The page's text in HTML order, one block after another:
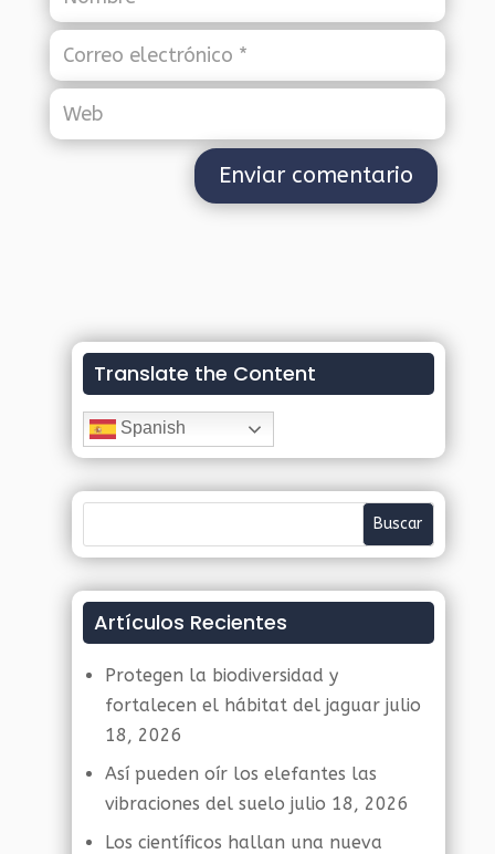
Translate the Content
Spanish
Artículos Recientes
Protegen la biodiversidad y
fortalecen el hábitat del jaguar julio
18, 2026
Así pueden oír los elefantes las
vibraciones del suelo julio 18, 2026
Los científicos hallan una nueva